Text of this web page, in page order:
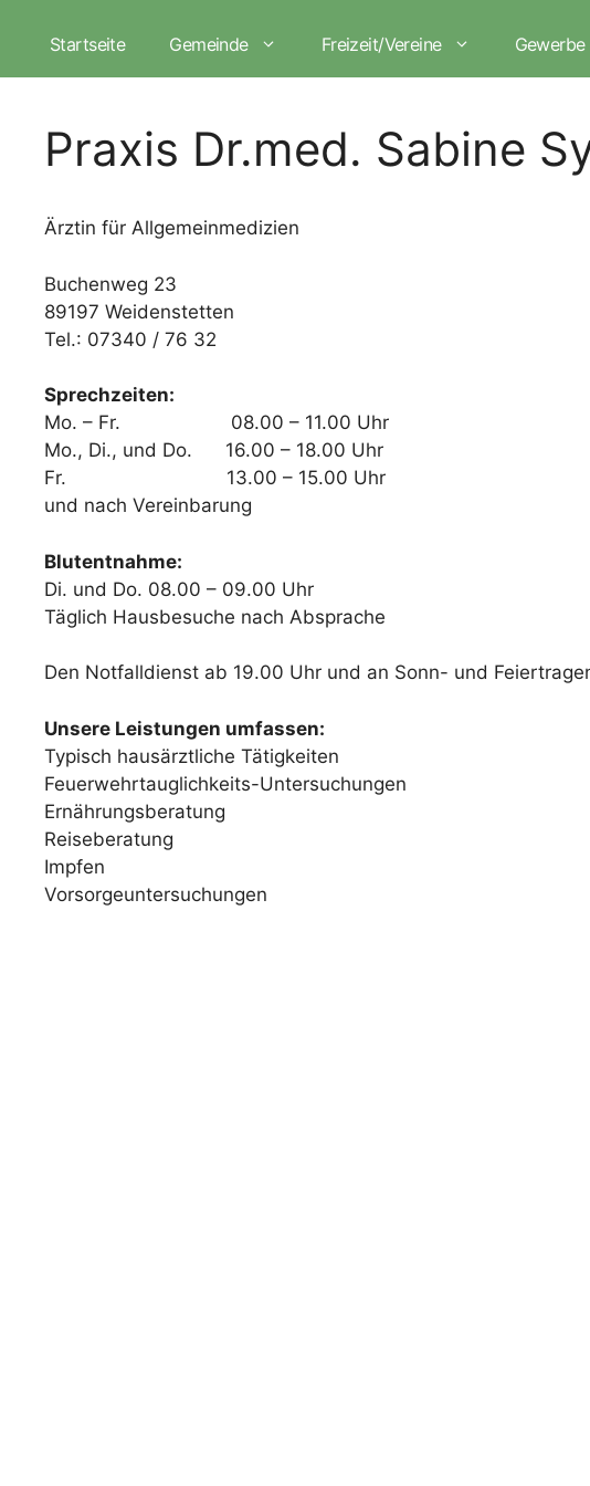
Startseite Gemeinde Freizeit/Vereine Gewerbe
Praxis Dr.med. Sabine
Ärztin für Allgemeinmedizien
Buchenweg 23
89197 Weidenstetten
Tel.: 07340 / 76 32
Sprechzeiten:
Mo. – Fr. 08.00 – 11.00 Uhr
Mo., Di., und Do. 16.00 – 18.00 Uhr
Fr. 13.00 – 15.00 Uhr
und nach Vereinbarung
Blutentnahme:
Di. und Do. 08.00 – 09.00 Uhr
Täglich Hausbesuche nach Absprache
Den Notfalldienst ab 19.00 Uhr und an Sonn- und
Unsere Leistungen umfassen:
Typisch hausärztliche Tätigkeiten
Feuerwehrtauglichkeits-Untersuchungen
Ernährungsberatung
Reiseberatung
Impfen
Vorsorgeuntersuchungen